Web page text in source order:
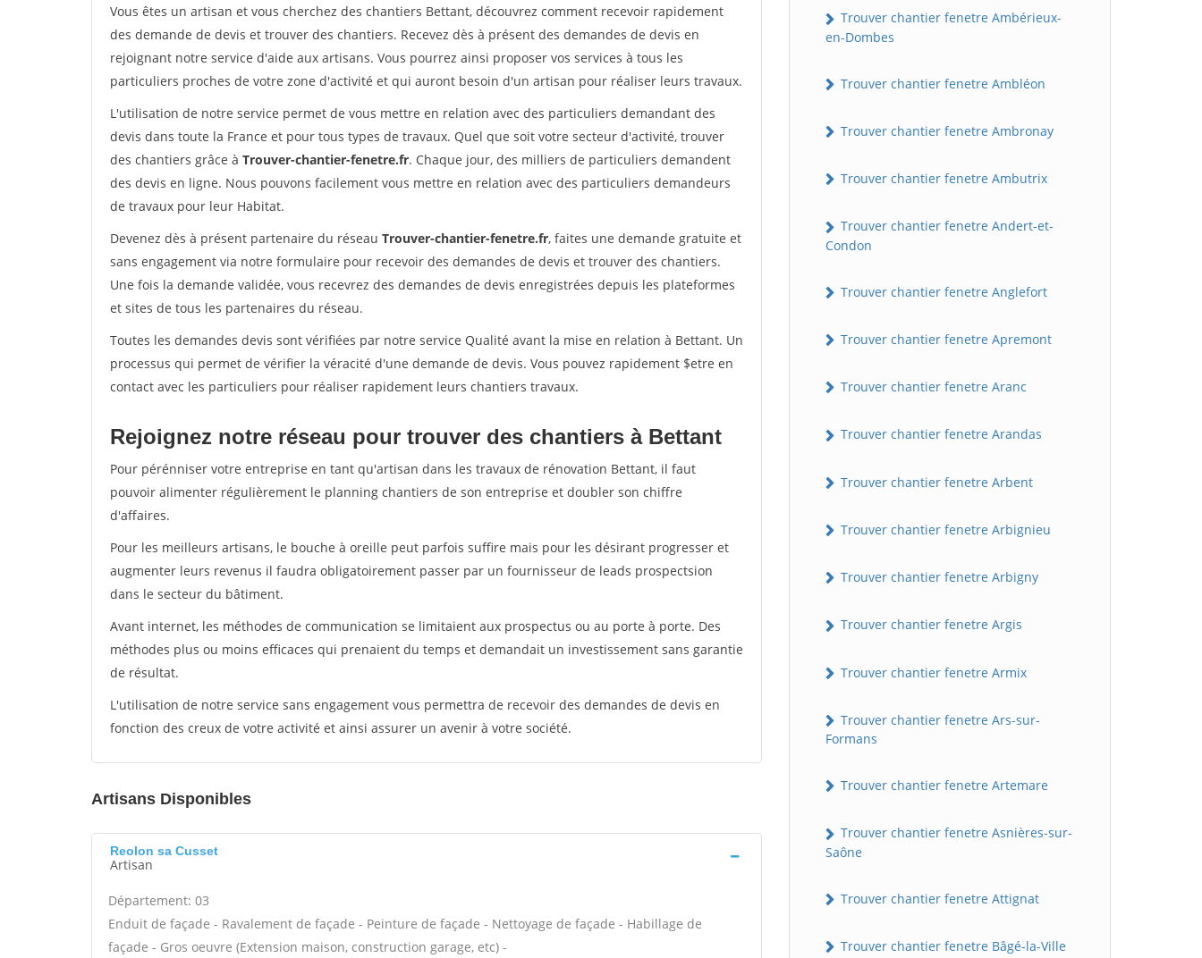
Vous êtes un artisan et vous cherchez des chantiers Bettant, découvrez comment recevoir rapidement
des demande de devis et trouver des chantiers. Recevez dès à présent des demandes de devis en
rejoignant notre service d'aide aux artisans. Vous pourrez ainsi proposer vos services à tous les
particuliers proches de votre zone d'activité et qui auront besoin d'un artisan pour réaliser leurs travaux.
L'utilisation de notre service permet de vous mettre en relation avec des particuliers demandant des
devis dans toute la France et pour tous types de travaux. Quel que soit votre secteur d'activité, trouver
des chantiers grâce à Trouver-chantier-fenetre.fr. Chaque jour, des milliers de particuliers demandent
des devis en ligne. Nous pouvons facilement vous mettre en relation avec des particuliers demandeurs
de travaux pour leur Habitat.
Devenez dès à présent partenaire du réseau Trouver-chantier-fenetre.fr, faites une demande gratuite et
sans engagement via notre formulaire pour recevoir des demandes de devis et trouver des chantiers.
Une fois la demande validée, vous recevrez des demandes de devis enregistrées depuis les plateformes
et sites de tous les partenaires du réseau.
Toutes les demandes devis sont vérifiées par notre service Qualité avant la mise en relation à Bettant. Un
processus qui permet de vérifier la véracité d'une demande de devis. Vous pouvez rapidement $etre en
contact avec les particuliers pour réaliser rapidement leurs chantiers travaux.
Rejoignez notre réseau pour trouver des chantiers à Bettant
Pour pérénniser votre entreprise en tant qu'artisan dans les travaux de rénovation Bettant, il faut
pouvoir alimenter régulièrement le planning chantiers de son entreprise et doubler son chiffre
d'affaires.
Pour les meilleurs artisans, le bouche à oreille peut parfois suffire mais pour les désirant progresser et
augmenter leurs revenus il faudra obligatoirement passer par un fournisseur de leads prospectsion
dans le secteur du bâtiment.
Avant internet, les méthodes de communication se limitaient aux prospectus ou au porte à porte. Des
méthodes plus ou moins efficaces qui prenaient du temps et demandait un investissement sans garantie
de résultat.
L'utilisation de notre service sans engagement vous permettra de recevoir des demandes de devis en
fonction des creux de votre activité et ainsi assurer un avenir à votre société.
Artisans Disponibles
Reolon sa Cusset
Artisan
Département: 03
Enduit de façade - Ravalement de façade - Peinture de façade - Nettoyage de façade - Habillage de
façade - Gros oeuvre (Extension maison, construction garage, etc) -
Trouver chantier fenetre Ambérieux-
en-Dombes
Trouver chantier fenetre Ambléon
Trouver chantier fenetre Ambronay
Trouver chantier fenetre Ambutrix
Trouver chantier fenetre Andert-et-
Condon
Trouver chantier fenetre Anglefort
Trouver chantier fenetre Apremont
Trouver chantier fenetre Aranc
Trouver chantier fenetre Arandas
Trouver chantier fenetre Arbent
Trouver chantier fenetre Arbignieu
Trouver chantier fenetre Arbigny
Trouver chantier fenetre Argis
Trouver chantier fenetre Armix
Trouver chantier fenetre Ars-sur-
Formans
Trouver chantier fenetre Artemare
Trouver chantier fenetre Asnières-sur-
Saône
Trouver chantier fenetre Attignat
Trouver chantier fenetre Bâgé-la-Ville